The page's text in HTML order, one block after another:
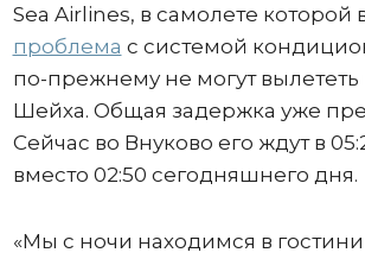
Sea Airlines, в самолете которой
проблема с системой
по-прежнему не могут
Шейха. Общая задержка уже
Сейчас во Внуково его ждут в
вместо 02:50 сегодняшнего дня.
«Мы с ночи находимся в